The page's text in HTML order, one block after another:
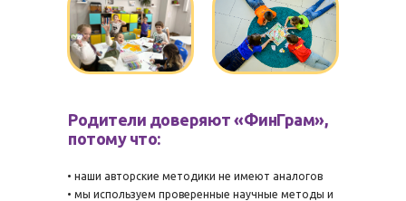
• наши авторские методики не имеют аналогов
• мы используем проверенные научные методы и
Родители доверяют «ФинГрам»,
потому что: